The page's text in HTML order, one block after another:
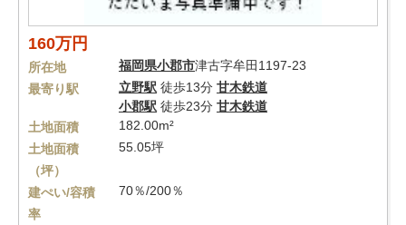
160万円
所在地 福岡県小郡市津古字牟田1197-23
最寄り駅
立野駅 徒歩13分 甘木鉄道
小郡駅 徒歩23分 甘木鉄道
土地面積
182.00m²
土地面積
（坪）
55.05坪
建ぺい/容積
率
70％/200％